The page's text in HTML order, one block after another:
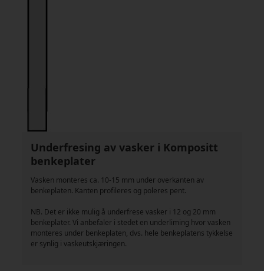
Underfresing av vasker i Kompositt
benkeplater
Vasken monteres ca. 10-15 mm under overkanten av
benkeplaten. Kanten profileres og poleres pent.
NB. Det er ikke mulig å underfrese vasker i 12 og 20 mm
benkeplater. Vi anbefaler i stedet en underliming hvor vasken
monteres under benkeplaten, dvs. hele benkeplatens tykkelse
er synlig i vaskeutskjæringen.